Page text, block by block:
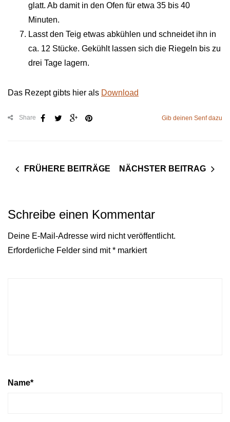
glatt. Ab damit in den Ofen für etwa 35 bis 40
Minuten.
Lasst den Teig etwas abkühlen und schneidet ihn in
ca. 12 Stücke. Gekühlt lassen sich die Riegeln bis zu
drei Tage lagern.
Das Rezept gibts hier als Download
Gib deinen Senf dazu
Share
FRÜHERE BEITRÄGE NÄCHSTER BEITRAG
Schreibe einen Kommentar
Deine E-Mail-Adresse wird nicht veröffentlicht.
Erforderliche Felder sind mit* markiert
Name*